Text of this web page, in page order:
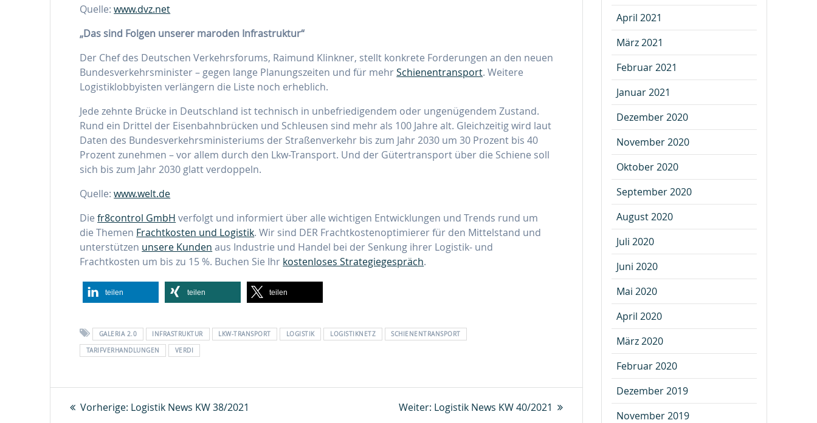
Quelle:www.dvz.net
„Das sind Folgen unserer maroden Infrastruktur“
Der Chef des Deutschen Verkehrsforums, Raimund Klinkner, stellt konkrete Forderungen an den neuen
Bundesverkehrsminister – gegen lange Planungszeiten und für mehrSchienentransport. Weitere
Logistiklobbyisten verlängern die Liste noch erheblich.
Jede zehnte Brücke in Deutschland ist technisch in unbefriedigendem oder ungenügendem Zustand.
Rund ein Drittel der Eisenbahnbrücken und Schleusen sind mehr als 100 Jahre alt. Gleichzeitig wird laut
Daten des Bundesverkehrsministeriums der Straßenverkehr bis zum Jahr 2030 um 30 Prozent bis 40
Prozent zunehmen – vor allem durch den Lkw-Transport. Und der Gütertransport über die Schiene soll
sich bis zum Jahr 2030 glatt verdoppeln.
Quelle:www.welt.de
Diefr8control GmbH verfolgt und informiert über alle wichtigen Entwicklungen und Trends rund um
die Themen Frachtkosten und Logistik. Wir sind DER Frachtkostenoptimierer für den Mittelstand und
unterstützen unsere Kunden aus Industrie und Handel bei der Senkung ihrer Logistik- und
Frachtkosten um bis zu 15 %. Buchen Sie Ihr kostenloses Strategiegespräch.
teilen teilen teilen
GALERIA 2.0 INFRASTRUKTUR LKW-TRANSPORT LOGISTIK LOGISTIKNETZ SCHIENENTRANSPORT
TARIFVERHANDLUNGEN VERDI
Beitragsnavigation
Vorherige: Vorheriger
Logistik News KW 38/2021 Weiter: Nächster
Logistik News KW 40/2021
April 2021
März 2021
Februar 2021
Januar 2021
Dezember 2020
November 2020
Oktober 2020
September 2020
August 2020
Juli 2020
Juni 2020
Mai 2020
April 2020
März 2020
Februar 2020
Dezember 2019
November 2019